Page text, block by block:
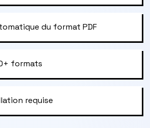
du format PDF
formats
requise